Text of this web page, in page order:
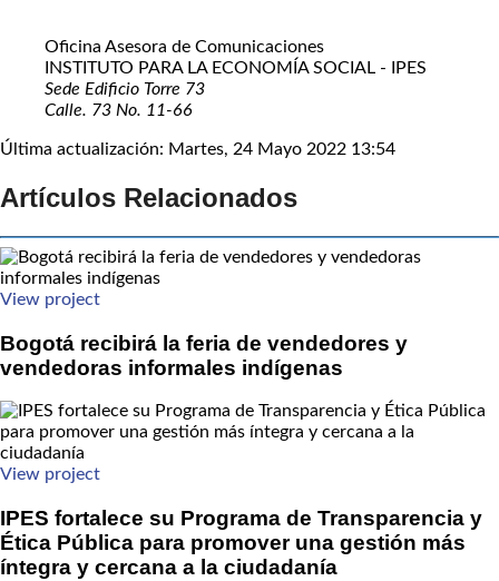
Oficina Asesora de Comunicaciones
INSTITUTO PARA LA ECONOMÍA SOCIAL - IPES
Sede Edificio Torre 73
Calle. 73 No. 11-66
Última actualización: Martes, 24 Mayo 2022 13:54
Artículos Relacionados
View project
Bogotá recibirá la feria de vendedores y
vendedoras informales indígenas
View project
IPES fortalece su Programa de Transparencia y
Ética Pública para promover una gestión más
íntegra y cercana a la ciudadanía